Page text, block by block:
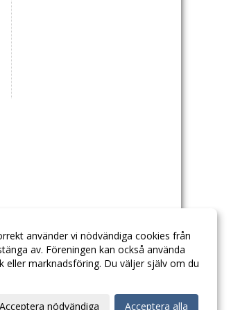
använder vi nödvändiga cookies från
av. Föreningen kan också använda
eller marknadsföring. Du väljer själv om du
Acceptera nödvändiga Acceptera alla